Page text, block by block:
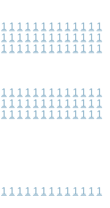
1 1 1 1 1 1 1 1 1 1 1 1 1
1 1 1 1 1 1 1 1 1 1 1 1 1
1 1 1 1 1 1 1 1 1 1 1 1 1
1 1 1 1 1 1 1 1 1 1 1 1 1
1 1 1 1 1 1 1 1 1 1 1 1 1
1 1 1 1 1 1 1 1 1 1 1 1 1
1 1 1 1 1 1 1 1 1 1 1 1 1